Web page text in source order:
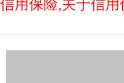
信用保险,关于信